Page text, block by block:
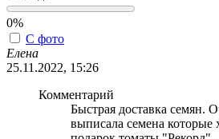
0%
С фото
Елена
25.11.2022, 15:26
Комментарий
Быстрая доставка семян.
выписала семена которые